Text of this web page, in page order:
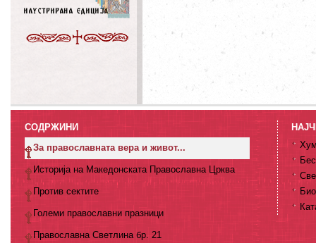
СОДРЖИНИ
За православната вера и живот...
Историја на Македонската Православна Црква
Против сектите
Големи православни празници
Православна Светлина бр. 21